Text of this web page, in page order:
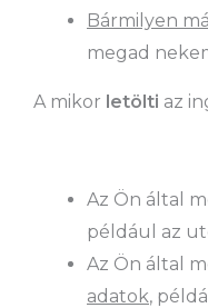
Bármilyen
megad
A mikor letölti az
Az Ön által
például az
Az Ön által
adatok,